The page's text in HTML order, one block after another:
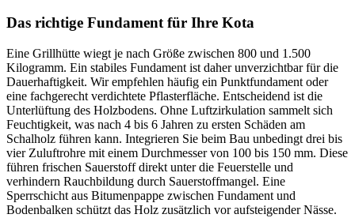
Das richtige Fundament für Ihre Kota
Eine Grillhütte wiegt je nach Größe zwischen 800 und 1.500
Kilogramm. Ein stabiles Fundament ist daher unverzichtbar für die
Dauerhaftigkeit. Wir empfehlen häufig ein Punktfundament oder
eine fachgerecht verdichtete Pflasterfläche. Entscheidend ist die
Unterlüftung des Holzbodens. Ohne Luftzirkulation sammelt sich
Feuchtigkeit, was nach 4 bis 6 Jahren zu ersten Schäden am
Schalholz führen kann. Integrieren Sie beim Bau unbedingt drei bis
vier Zuluftrohre mit einem Durchmesser von 100 bis 150 mm. Diese
führen frischen Sauerstoff direkt unter die Feuerstelle und
verhindern Rauchbildung durch Sauerstoffmangel. Eine
Sperrschicht aus Bitumenpappe zwischen Fundament und
Bodenbalken schützt das Holz zusätzlich vor aufsteigender Nässe.